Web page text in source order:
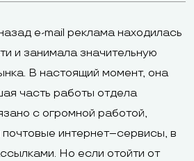
e-mail реклама находилась
и занимала значительную
В настоящий момент, она
часть работы отдела
с огромной работой,
интернет–сервисы, в
Но если отойти от